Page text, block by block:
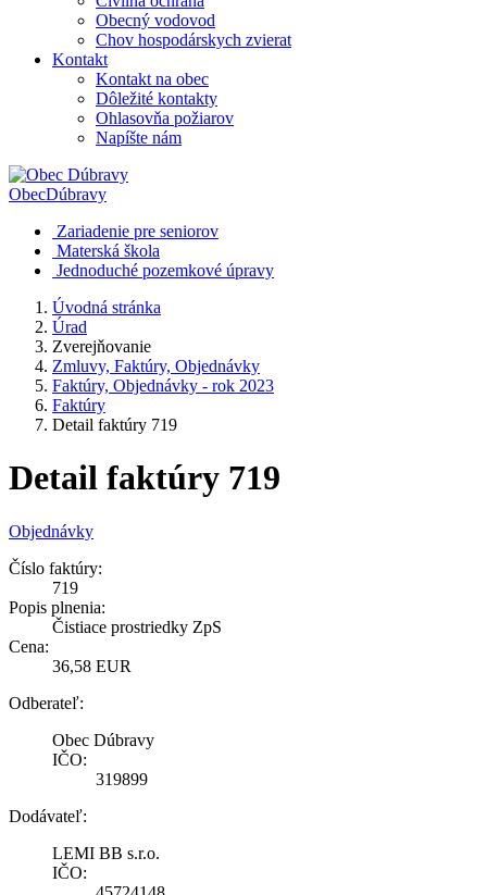
Obecný vodovod
Chov hospodárskych zvierat
Kontakt
Kontakt na obec
Dôležité kontakty
Ohlasovňa požiarov
Napíšte nám
ObecDúbravy
Zariadenie pre seniorov
Materská škola
Jednoduché pozemkové úpravy
Úvodná stránka
Úrad
Zverejňovanie
Zmluvy, Faktúry, Objednávky
Faktúry, Objednávky - rok 2023
Faktúry
Detail faktúry 719
Detail faktúry 719
Objednávky
Číslo faktúry:
719
Popis plnenia:
Čistiace prostriedky ZpS
Cena:
36,58 EUR
Odberateľ:
Obec Dúbravy
IČO:
319899
Dodávateľ:
LEMI BB s.r.o.
IČO: